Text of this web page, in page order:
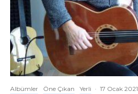
Albümler Öne Çıkan Yerli · 17 Ocak 2021